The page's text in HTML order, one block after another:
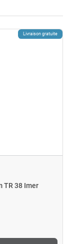
Livraison gratuite
TR 38 Imer